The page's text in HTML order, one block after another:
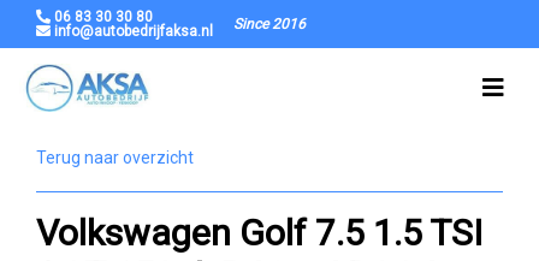
06 83 30 30 80
info@autobedrijfaksa.nl
Since 2016
Terug naar overzicht
Volkswagen Golf 7.5 1.5 TSI